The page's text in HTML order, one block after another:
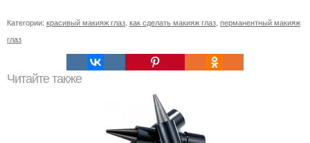
Категории: красивый макияж глаз как сделать макияж глаз перманентный макияж
глаз
Читайте также